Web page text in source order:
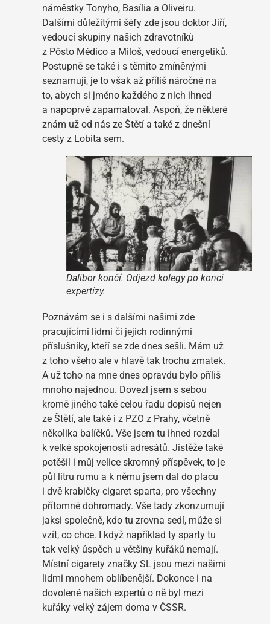
náměstky Tonyho, Basília a Oliveiru.
Dalšími důležitými šéfy zde jsou doktor Jiří,
vedoucí skupiny našich zdravotníků
z Pôsto Médico a Miloš, vedoucí energetiků.
Postupně se také i s těmito zmíněnými
seznamuji, je to však až příliš náročné na
to, abych si jméno každého z nich ihned
a napoprvé zapamatoval. Aspoň, že některé
znám už od nás ze Štětí a také z dnešní
cesty z Lobita sem.
Dalibor končí. Odjezd kolegy po konci
expertízy.
Poznávám se i s dalšími našimi zde
pracujícími lidmi či jejich rodinnými
příslušníky, kteří se zde dnes sešli. Mám už
z toho všeho ale v hlavě tak trochu zmatek.
A už toho na mne dnes opravdu bylo příliš
mnoho najednou. Dovezl jsem s sebou
kromě jiného také celou řadu dopisů nejen
ze Štětí, ale také i z PZO z Prahy, včetně
několika balíčků. Vše jsem tu ihned rozdal
k velké spokojenosti adresátů. Jistěže také
potěšil i můj velice skromný příspěvek, to je
půl litru rumu a k němu jsem dal do placu
i dvě krabičky cigaret sparta, pro všechny
přítomné dohromady. Vše tady zkonzumují
jaksi společně, kdo tu zrovna sedí, může si
vzít, co chce. I když například ty sparty tu
tak velký úspěch u většiny kuřáků nemají.
Místní cigarety značky SL jsou mezi našimi
lidmi mnohem oblíbenější. Dokonce i na
dovolené našich expertů o ně byl mezi
kuřáky velký zájem doma v ČSSR.